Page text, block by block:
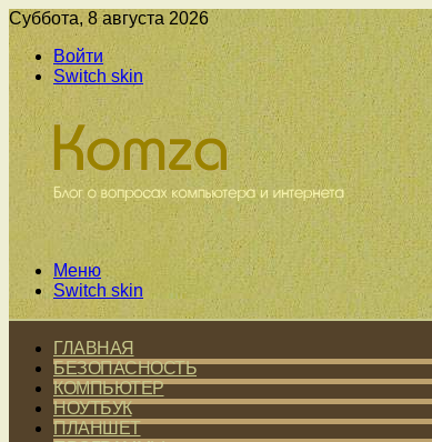
Суббота, 8 августа 2026
Войти
Switch skin
Меню
Switch skin
ГЛАВНАЯ
БЕЗОПАСНОСТЬ
КОМПЬЮТЕР
НОУТБУК
ПЛАНШЕТ